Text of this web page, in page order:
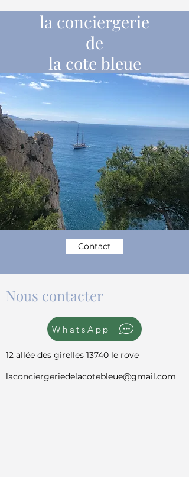
la conciergerie
de
la cote bleue
Contact
Nous contacter
WhatsApp
12 allée des girelles 13740 le rove
laconciergeriedelacotebleue@gmail.com